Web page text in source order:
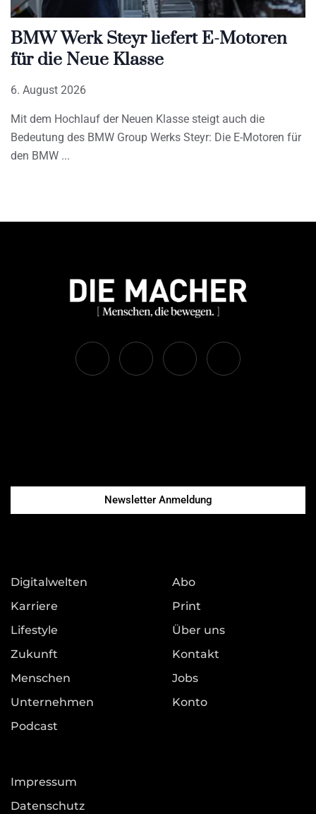
BMW Werk Steyr liefert E-Motoren
für die Neue Klasse
6. August 2026
Mit dem Hochlauf der Neuen Klasse steigt auch die
Bedeutung des BMW Group Werks Steyr: Die E-Motoren für
den BMW
Newsletter Anmeldung
Digitalwelten
Karriere
Lifestyle
Zukunft
Menschen
Unternehmen
Podcast
Abo
Print
Über uns
Kontakt
Jobs
Konto
Impressum
Datenschutz